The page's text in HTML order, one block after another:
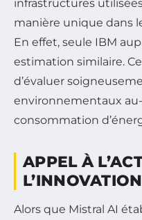
infrastructures
manière unique dans
En effet, seule IBM
estimation similaire.
d’évaluer
environnementaux
consommation
APPEL À
Alors que Mistral AI